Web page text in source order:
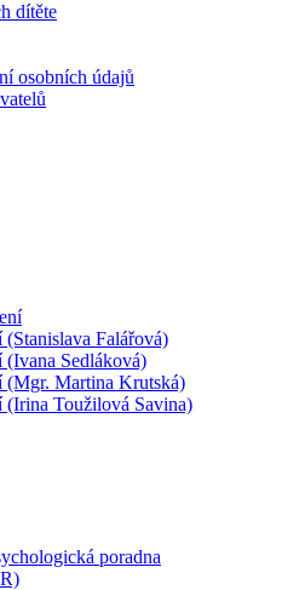
dítěte
osobních údajů
(Stanislava Falářová)
(Ivana Sedláková)
(Mgr. Martina Krutská)
(Irina Toužilová Savina)
poradna